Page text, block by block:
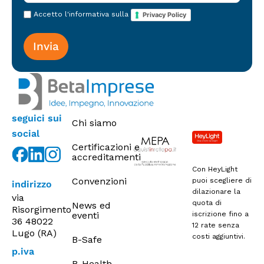
e
n
g
Accetto l'informativa sulla Privacy Policy
seguici sui
social
indirizzo
via
Risorgimento
36 48022
Lugo (RA)
p.iva
Chi siamo
Certificazioni e
accreditamenti
Convenzioni
News ed
eventi
B-Safe
Con HeyLight
puoi scegliere di
dilazionare la
quota di
iscrizione fino a
12 rate senza
costi aggiuntivi.